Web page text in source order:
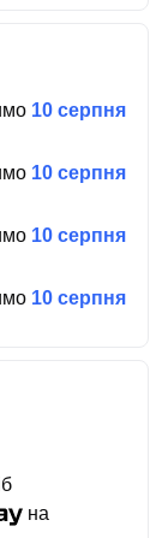
10 серпня
10 серпня
10 серпня
10 серпня
на